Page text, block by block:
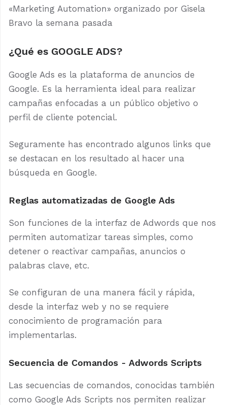
«Marketing Automation» organizado por Gisela
Bravo la semana pasada
¿Qué es GOOGLE ADS?
Google Ads es la plataforma de anuncios de
Google. Es la herramienta ideal para realizar
campañas enfocadas a un público objetivo o
perfil de cliente potencial.
Seguramente has encontrado algunos links que
se destacan en los resultado al hacer una
búsqueda en Google.
Reglas automatizadas de Google Ads
Son funciones de la interfaz de Adwords que nos
permiten automatizar tareas simples, como
detener o reactivar campañas, anuncios o
palabras clave, etc.
Se configuran de una manera fácil y rápida,
desde la interfaz web y no se requiere
conocimiento de programación para
implementarlas.
Secuencia de Comandos - Adwords Scripts
Las secuencias de comandos, conocidas también
como Google Ads Scripts nos permiten realizar